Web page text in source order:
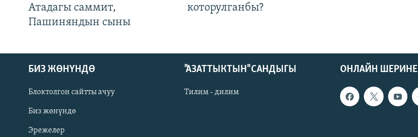
Русский
Атадагы саммит,
Пашиняндын сыны
которулганбы?
ОНЛАЙН ШЕРИНЕ
БИЗ ЖӨНҮНДӨ
Блоктолгон сайтты ачуу
Биз жөнүндө
Эрежелер
"АЗАТТЫКТЫН" САНДЫГЫ
Тилим - дилим